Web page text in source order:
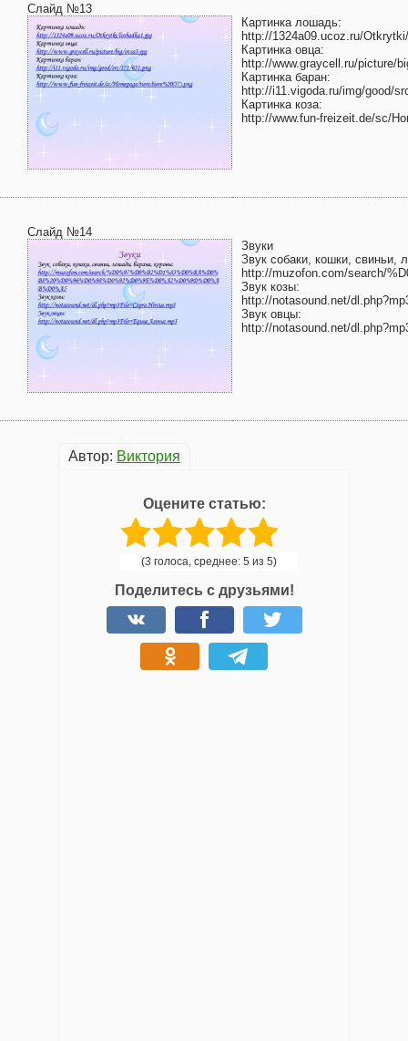
Слайд №13
Картинка лошадь:
http://1324a09.ucoz.ru/
Картинка овца:
http://www.graycell.ru/picture/
Картинка баран:
http://i11.vigoda.ru/img/good/
Картинка коза:
http://www.fun-freizeit.de/sc/
Слайд №14
Звуки
Звук собаки, кошки, свиньи,
http://muzofon.com/search/
Звук козы:
http://notasound.net/
Звук овцы:
http://notasound.net/
Автор: Виктория
Оцените статью:
(3 голоса, среднее: 5 из 5)
Поделитесь с друзьями!